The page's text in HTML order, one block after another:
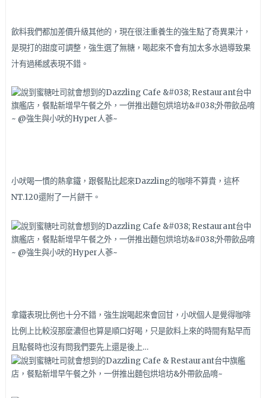
飲料我們都加差價升級其他的，現在很注重養生的強生點了奇異果汁，
是現打的甜度可調整，強生選了無糖，喝起來不會有加太多水過導致果
汁有過稀感表現不錯。
小吠喝一慣的熱拿鐵，跟餐點比起來Dazzling的咖啡不算貴，這杯
NT.120還附了一片餅干。
拿鐵表現比例也十分不錯，強生說喝起來會回甘，小吠個人是覺得咖啡
比例上比較沒那麼濃但也算是順口好喝，只是飲料上來的時間有點早而
且點餐時也沒有問我們要先上還是後上…